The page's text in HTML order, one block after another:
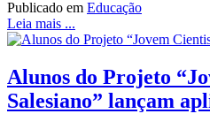
Publicado em Educação
Leia mais ...
Alunos do Projeto
Salesiano” lançam